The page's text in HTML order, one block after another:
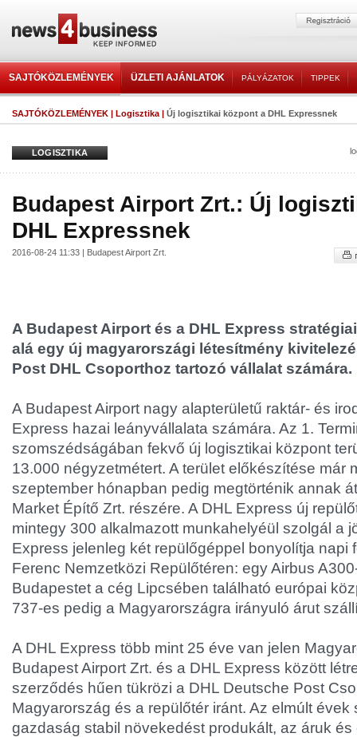
SAJTÓKÖZLEMÉNYEK ÜZLETI AJÁNLATOK PÁLYÁZATOK TIPPEK
SAJTÓKÖZLEMÉNYEK | Logisztika | Új logisztikai központ a DHL Expressnek
LOGISZTIKA
Budapest Airport Zrt.: Új
DHL Expressnek
2016-08-24 11:33 | Budapest Airport Zrt.
A Budapest Airport és a DHL Express
alá egy új magyarországi létesítmény
Post DHL Csoporthoz tartozó vállalat számára.
A Budapest Airport nagy alapterületű raktár- és
Express hazai leányvállalata számára. Az 1.
szomszédságában fekvő új logisztikai központ
13.000 négyzetmétert. A terület előkészítése már
szeptember hónapban pedig megtörténik annak
Market Építő Zrt. részére. A DHL Express új
mintegy 300 alkalmazott munkahelyéül szolgál a
Express jelenleg két repülőgéppel bonyolítja napi
Ferenc Nemzetközi Repülőtéren: egy Airbus
Budapestet a cég Lipcsében található európai
737-es pedig a Magyarországra irányuló árut
A DHL Express több mint 25 éve van jelen
Budapest Airport Zrt. és a DHL Express között
szerződés hűen tükrözi a DHL Deutsche Post
Magyarország és a repülőtér iránt. Az elmúlt évek
gazdaság stabil növekedést produkált, az áruk